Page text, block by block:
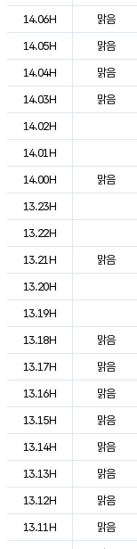
14.06H
맑음
14.05H
맑음
14.04H
맑음
14.03H
맑음
14.02H
14.01H
14.00H
맑음
13.23H
13.22H
13.21H
맑음
13.20H
13.19H
13.18H
맑음
13.17H
맑음
13.16H
맑음
13.15H
맑음
13.14H
맑음
13.13H
맑음
13.12H
맑음
13.11H
맑음